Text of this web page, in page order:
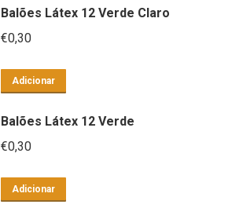
Balões Látex 12 Verde Claro
€0,30
Adicionar
Balões Látex 12 Verde
€0,30
Adicionar